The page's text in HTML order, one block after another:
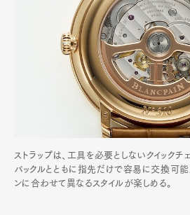
ストラップは、工具を必要としないクイックチ
バックルとともに指先だけで容易に交換可能
ンに合わせて異なるスタイルが楽しめる。